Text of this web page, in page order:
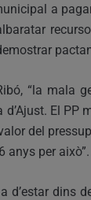
a
“la mala
d’Ajust. El
del
anys per això”.
d’estar dins